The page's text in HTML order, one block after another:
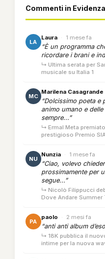
Commenti in Evidenza
LA
Laura · 1 mese fa
“È un programma
ricordare i brani e
↳ Ultima serata per
musicale su Italia 1
MC
Marilena Casagrande
“Dolcissimo poeta
animo umano e
sempre...”
↳ Ermal Meta
prestigioso Premio
NU
Nunzia · 1 mese fa
“Ciao, volevo
prossimamente per
segue...”
↳ Nicolò Filippucci
Dove Andare Summer
PA
paolo · 2 mesi fa
“anti anti album
↳ 18K pubblica il
intime per la nuova